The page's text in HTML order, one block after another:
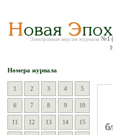
Электронная версия журнала №1
Номера журнала
1 2 3 4 5
6 7 8 9 10
11 12 13 14 15